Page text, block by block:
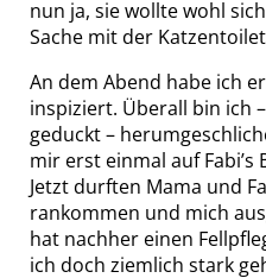
nun ja, sie wollte wohl
Sache mit der
An dem Abend habe ich
inspiziert. Überall bin ich
geduckt –
mir erst einmal auf
Jetzt durften Mama und
rankommen und mich
hat nachher einen
ich doch ziemlich stark